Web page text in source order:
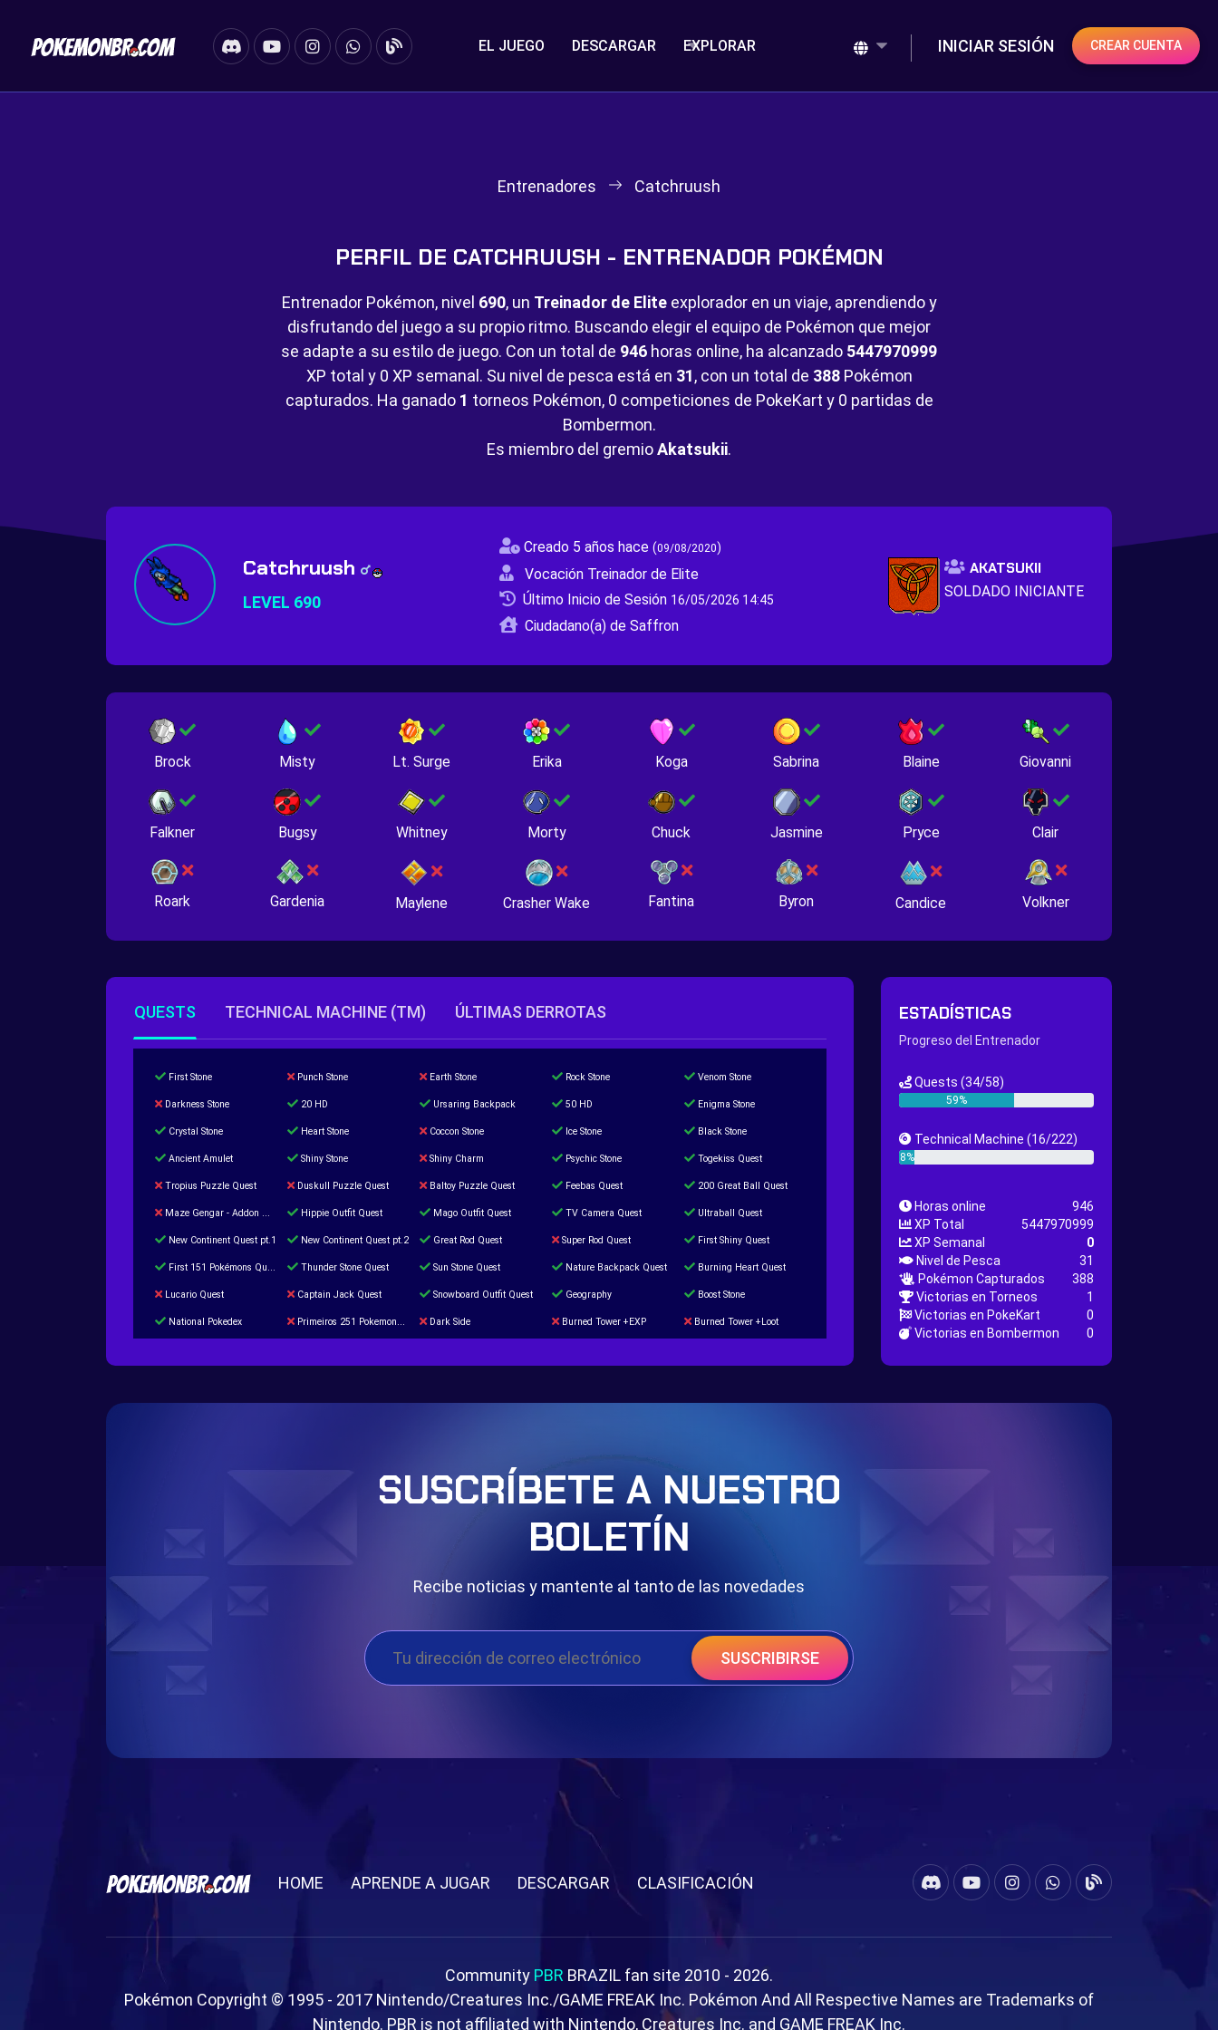
EL JUEGO DESCARGAR EXPLORAR INICIAR SESIÓN CREAR CUENTA
Entrenadores Catchruush
PERFIL DE CATCHRUUSH - ENTRENADOR POKÉMON
Entrenador Pokémon, nivel 690, un Treinador de Eliteexplorador en un viaje, aprendiendo y
disfrutando del juego a su propio ritmo. Buscando elegir el equipo de Pokémon que mejor
se adapte a su estilo de juego. Con un total de 946 horas online, ha alcanzado 5447970999
XP total y 0 XP semanal. Su nivel de pesca está en 31, con un total de 388Pokémon
capturados. Ha ganado 1 torneos Pokémon, 0 competiciones de PokeKart y 0 partidas de
Bombermon.
Es miembro del gremioAkatsukii.
Catchruush
LEVEL 690
Creado 5 años hace (09/08/2020)
Vocación Treinador de Elite
Último Inicio de Sesión 16/05/2026 14:45
Ciudadano(a) de Saffron
AKATSUKII
SOLDADO INICIANTE
Brock Misty Lt. Surge Erika Koga Sabrina Blaine Giovanni
Falkner Bugsy Whitney Morty Chuck Jasmine Pryce Clair
Roark Gardenia Maylene Crasher Wake Fantina Byron Candice Volkner
QUESTS TECHNICAL MACHINE (TM) ÚLTIMAS DERROTAS
First Stone Punch Stone Earth Stone Rock Stone Venom Stone
Darkness Stone 20 HD Ursaring Backpack 50 HD Enigma Stone
Crystal Stone Heart Stone Coccon Stone Ice Stone Black Stone
Ancient Amulet Shiny Stone Shiny Charm Psychic Stone Togekiss Quest
Tropius Puzzle Quest Duskull Puzzle Quest Baltoy Puzzle Quest Feebas Quest 200 Great Ball Quest
Maze Gengar - Addon Gengar Quest Hippie Outfit Quest Mago Outfit Quest TV Camera Quest Ultraball Quest
New Continent Quest pt.1 New Continent Quest pt.2 Great Rod Quest Super Rod Quest First Shiny Quest
First 151 Pokémons Quest Thunder Stone Quest Sun Stone Quest Nature Backpack Quest Burning Heart Quest
Lucario Quest Captain Jack Quest Snowboard Outfit Quest Geography Boost Stone
National Pokedex Primeiros 251 Pokemons na Pokedex Dark Side Burned Tower +EXP Burned Tower +Loot
ESTADÍSTICAS
Progreso del Entrenador
Quests (34/58)
59%
Technical Machine (16/222)
8%
Horas online
946
XP Total
5447970999
XP Semanal
0
Nivel de Pesca
31
Pokémon Capturados
388
Victorias en Torneos
1
Victorias en PokeKart
0
Victorias en Bombermon
0
SUSCRÍBETE A NUESTRO
BOLETÍN
Recibe noticias y mantente al tanto de las novedades
SUSCRIBIRSE
HOME APRENDE A JUGAR DESCARGAR CLASIFICACIÓN
Community PBR BRAZIL fan site 2010 - 2026.
Pokémon Copyright © 1995 - 2017 Nintendo/Creatures Inc./GAME FREAK Inc. Pokémon And All Respective Names are Trademarks of
Nintendo. PBR is not affiliated with Nintendo, Creatures Inc. and GAME FREAK Inc.